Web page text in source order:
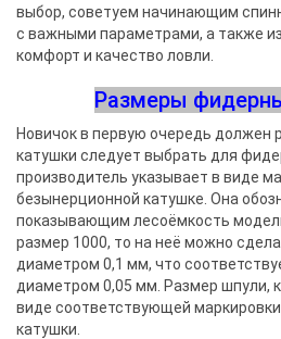
выбор, советуем начинающим
с важными параметрами, а также
комфорт и качество ловли.
Размеры
Новичок в первую очередь должен
катушки следует выбрать для
производитель указывает в виде
безынерционной катушке. Она
показывающим лесоёмкость
размер 1000, то на неё можно
диаметром 0,1 мм, что
диаметром 0,05 мм. Размер шпули,
виде соответствующей
катушки.